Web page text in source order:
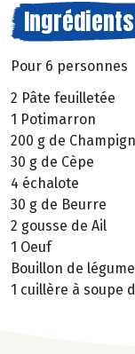
Ingrédients
Pour 6 personnes
2 Pâte feuilletée
1 Potimarron
200 g de
30 g de Cèpe
4 échalote
30 g de Beurre
2 gousse de Ail
1 Oeuf
Bouillon de légume
1 cuillère à soupe